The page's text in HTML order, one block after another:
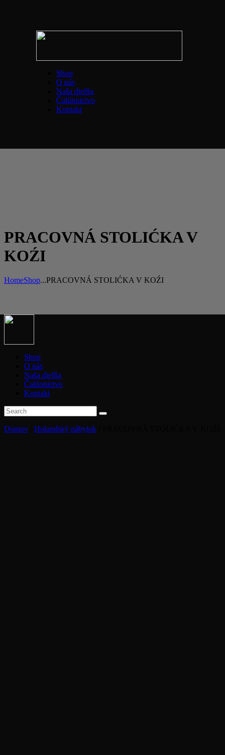
Shop
O nás
Naša dielňa
Čalúnnictvo
Kontakt
PRACOVNÁ STOLIĆKA V
KOŹI
HomeShop...PRACOVNÁ STOLIĆKA V KOŹI
Shop
O nás
Naša dielňa
Čalúnnictvo
Kontakt
Domov Holandský nábytok